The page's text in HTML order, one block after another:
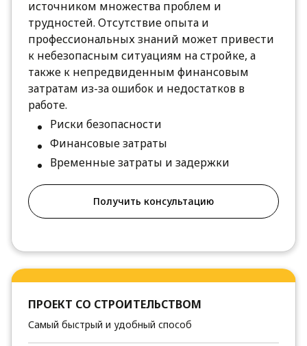
источником множества проблем и
трудностей. Отсутствие опыта и
профессиональных знаний может привести
к небезопасным ситуациям на стройке, а
также к непредвиденным финансовым
затратам из-за ошибок и недостатков в
работе.
Риски безопасности
Финансовые затраты
Временные затраты и задержки
Получить консультацию
ПРОЕКТ СО СТРОИТЕЛЬСТВОМ
Самый быстрый и удобный способ